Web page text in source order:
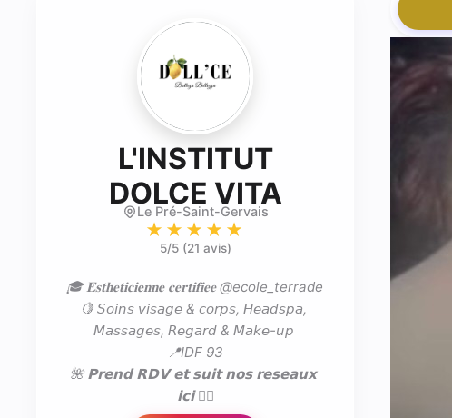
L'INSTITUT
DOLCE VITA-
Le Pré-Saint-Gervais
★★★★★
5/5 (21 avis)
🎓 𝐄𝐬𝐭𝐡𝐞𝐭𝐢𝐜𝐢𝐞𝐧𝐧𝐞 𝐜𝐞𝐫𝐭𝐢𝐟𝐢𝐞𝐞 @ecole_terrade
🍋 𝘚𝘰𝘪𝘯𝘴 𝘷𝘪𝘴𝘢𝘨𝘦 & 𝘤𝘰𝘳𝘱𝘴, 𝘏𝘦𝘢𝘥𝘴𝘱𝘢,
𝘔𝘢𝘴𝘴𝘢𝘨𝘦𝘴, 𝘙𝘦𝘨𝘢𝘳𝘥 & 𝘔𝘢𝘬𝘦-𝘶𝘱
📍IDF 93
🌺 𝗣𝗿𝗲𝗻𝗱 𝗥𝗗𝗩 𝗲𝘁 𝘀𝘂𝗶𝘁 𝗻𝗼𝘀 𝗿𝗲𝘀𝗲𝗮𝘂𝘅
𝗶𝗰𝗶 👇🏼